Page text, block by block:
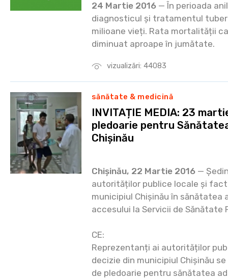
vizualizări: 44083
24 Martie 2016 — În perioada
diagnosticul și tratamentul
milioane vieți. Rata mortalității
diminuat aproape în jumătate.
sănătate & medicină
INVITAȚIE MEDIA: 23
pledoarie pentru
Chișinău
Chișinău, 22 Martie 2016 —
autorităților publice locale și
municipiul Chișinău în sănătatea
accesului la Servicii de Sănătate
CE:
Reprezentanți ai autorităților
decizie din municipiul Chișinău
de pledoarie pentru sănătatea